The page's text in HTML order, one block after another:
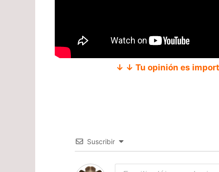
↓ ↓ Tu opinión es
Suscribir